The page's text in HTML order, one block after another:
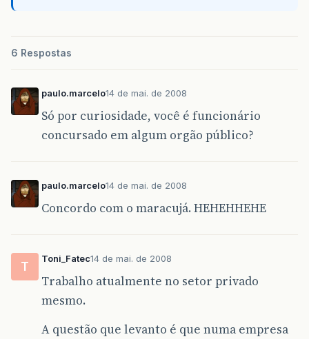
6 Respostas
paulo.marcelo14 de mai. de 2008
Só por curiosidade, você é funcionário
concursado em algum orgão público?
paulo.marcelo14 de mai. de 2008
Concordo com o maracujá. HEHEHHEHE
T
Toni_Fatec14 de mai. de 2008
Trabalho atualmente no setor privado
mesmo.
A questão que levanto é que numa empresa